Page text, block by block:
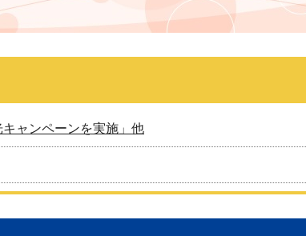
ャンペーンを実施」他